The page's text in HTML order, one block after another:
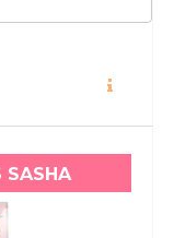
SASHA